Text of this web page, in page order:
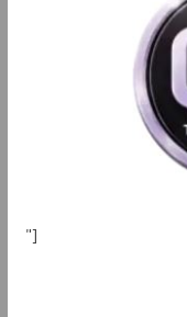
"]